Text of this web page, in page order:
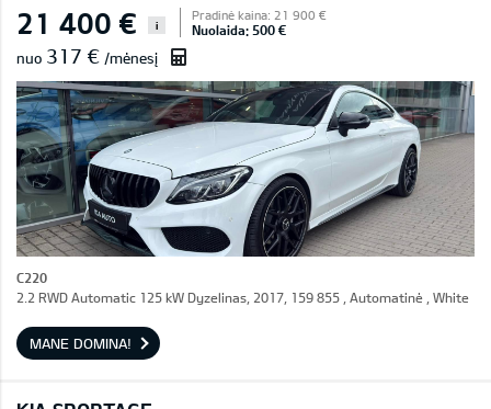
21 400 € i
Pradinė kaina: 21 900 €
Nuolaida: 500 €
nuo 317 € /mėnesį
C220
2.2 RWD Automatic 125 kW Dyzelinas, 2017, 159 855 , Automatinė , White
MANE DOMINA!